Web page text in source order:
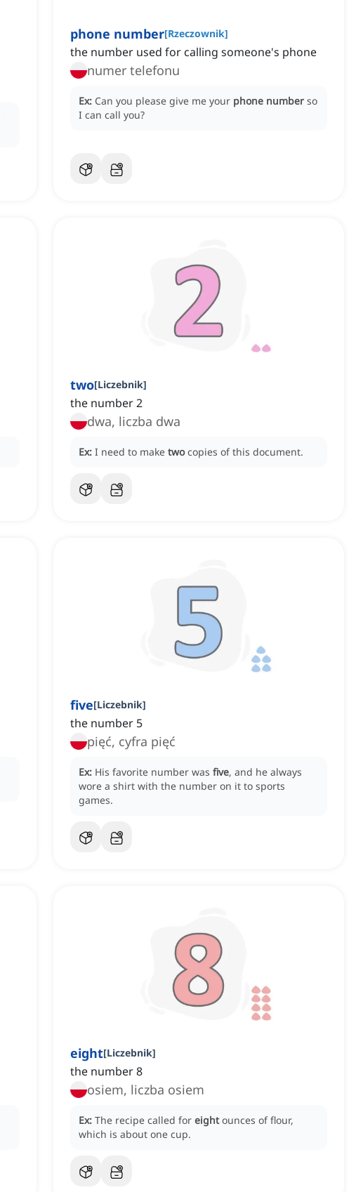
phone number[Rzeczownik]
the number used for calling someone's phone
numer telefonu
Ex: Can you please give me your phone number so
I can call you?
two[Liczebnik]
the number 2
dwa, liczba dwa
Ex: I need to make two copies of this document.
five[Liczebnik]
the number 5
pięć, cyfra pięć
Ex: His favorite number was five, and he always
wore a shirt with the number on it to sports
games.
eight[Liczebnik]
the number 8
osiem, liczba osiem
Ex: The recipe called for eight ounces of flour,
which is about one cup.